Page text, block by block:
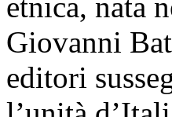
Giovanni
editori